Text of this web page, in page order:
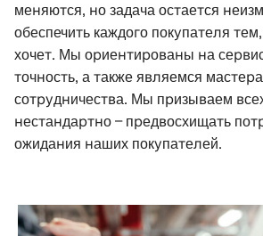
меняются, но задача остается
обеспечить каждого покупателя
хочет. Мы ориентированы на
точность, а также являемся
сотрудничества. Мы призываем
нестандартно – предвосхищать
ожидания наших покупателей.